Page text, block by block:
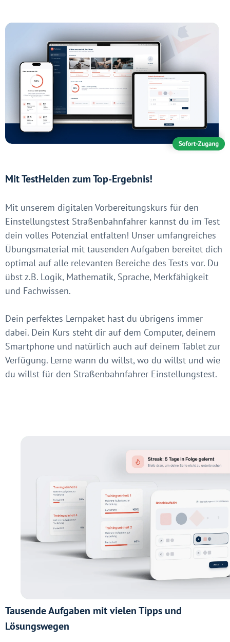
Mit TestHelden zum Top-Ergebnis!
Mit unserem digitalen Vorbereitungskurs für den
Einstellungstest Straßenbahnfahrer kannst du im Test
dein volles Potenzial entfalten! Unser umfangreiches
Übungsmaterial mit tausenden Aufgaben bereitet dich
optimal auf alle relevanten Bereiche des Tests vor. Du
übst z.B. Logik, Mathematik, Sprache, Merkfähigkeit
und Fachwissen.
Dein perfektes Lernpaket hast du übrigens immer
dabei. Dein Kurs steht dir auf dem Computer, deinem
Smartphone und natürlich auch auf deinem Tablet zur
Verfügung. Lerne wann du willst, wo du willst und wie
du willst für den Straßenbahnfahrer Einstellungstest.
Tausende Aufgaben mit vielen Tipps und
Lösungswegen